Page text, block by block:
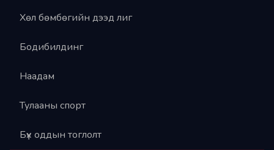
Хөл бөмбөгийн дээд лиг
Бодибилдинг
Наадам
Тулааны спорт
Бүх оддын тоглолт